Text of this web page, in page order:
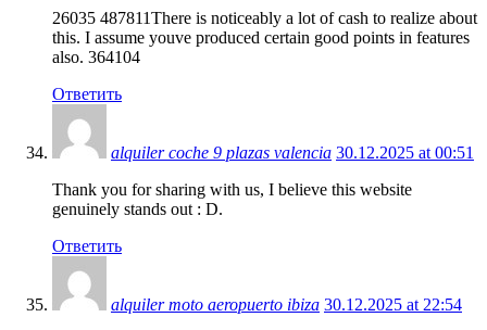
26035 487811There is noticeably a lot of cash to realize about
this. I assume youve produced certain good points in features
also. 364104
Ответить
alquiler coche 9 plazas valencia 30.12.2025 at 00:51
Thank you for sharing with us, I believe this website
genuinely stands out : D.
Ответить
alquiler moto aeropuerto ibiza 30.12.2025 at 22:54